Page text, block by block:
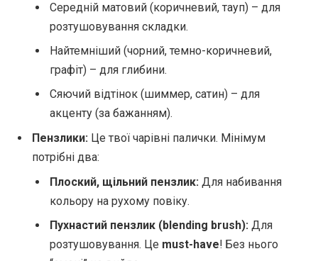
Середній матовий (коричневий, тауп) – для
розтушовування складки.
Найтемніший (чорний, темно-коричневий,
графіт) – для глибини.
Сяючий відтінок (шиммер, сатин) – для
акценту (за бажанням).
Пензлики: Це твої чарівні палички. Мінімум
потрібні два:
Плоский, щільний пензлик: Для набивання
кольору на рухому повіку.
Пухнастий пензлик (blending brush): Для
розтушовування. Це must-have! Без нього